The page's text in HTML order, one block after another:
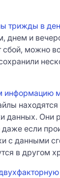
трижды в
днем и
сбой, можно
информацию
находятся
данных. Они
если
с данными
в другом